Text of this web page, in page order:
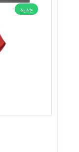
جدید